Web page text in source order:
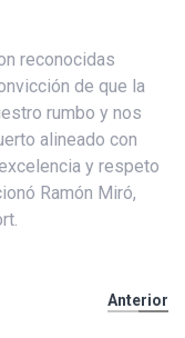
reconocidas
de que la
rumbo y nos
alineado con
y respeto
Ramón Miró,
Anterior